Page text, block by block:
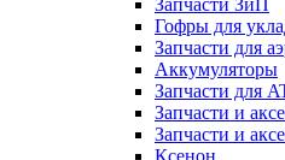
Запчасти ЗиП
Гофры для
Запчасти для
Аккумуляторы
Запчасти для
Запчасти и
Запчасти и
Ксенон